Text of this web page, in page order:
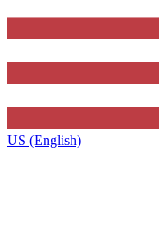
US (English)